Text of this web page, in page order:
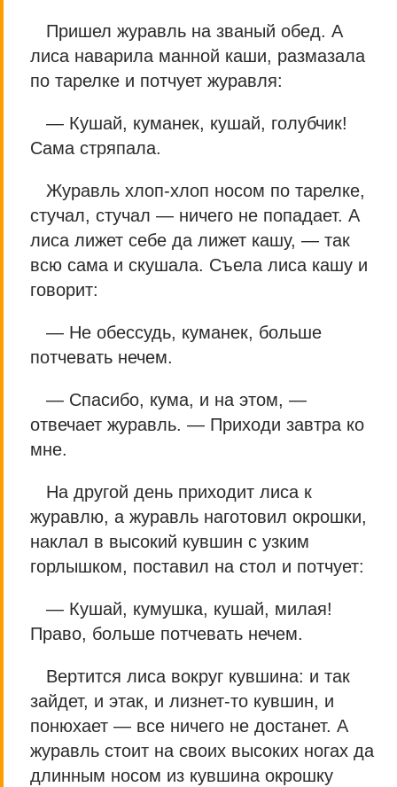
Пришел журавль на званый обед. А
лиса наварила манной каши, размазала
по тарелке и потчует журавля:
— Кушай, куманек, кушай, голубчик!
Сама стряпала.
Журавль хлоп-хлоп носом по тарелке,
стучал, стучал — ничего не попадает. А
лиса лижет себе да лижет кашу, — так
всю сама и скушала. Съела лиса кашу и
говорит:
— Не обессудь, куманек, больше
потчевать нечем.
— Спасибо, кума, и на этом, —
отвечает журавль. — Приходи завтра ко
мне.
На другой день приходит лиса к
журавлю, а журавль наготовил окрошки,
наклал в высокий кувшин с узким
горлышком, поставил на стол и потчует:
— Кушай, кумушка, кушай, милая!
Право, больше потчевать нечем.
Вертится лиса вокруг кувшина: и так
зайдет, и этак, и лизнет-то кувшин, и
понюхает — все ничего не достанет. А
журавль стоит на своих высоких ногах да
длинным носом из кувшина окрошку